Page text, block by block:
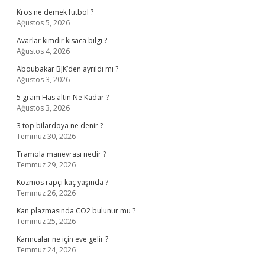
Kros ne demek futbol ?
Ağustos 5, 2026
Avarlar kimdir kısaca bilgi ?
Ağustos 4, 2026
Aboubakar BJK’den ayrıldı mı ?
Ağustos 3, 2026
5 gram Has altın Ne Kadar ?
Ağustos 3, 2026
3 top bilardoya ne denir ?
Temmuz 30, 2026
Tramola manevrası nedir ?
Temmuz 29, 2026
Kozmos rapçi kaç yaşında ?
Temmuz 26, 2026
Kan plazmasında CO2 bulunur mu ?
Temmuz 25, 2026
Karıncalar ne için eve gelir ?
Temmuz 24, 2026